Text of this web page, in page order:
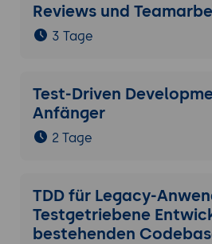
Reviews und
3 Tage
Test-Driven
Anfänger
2 Tage
TDD für Legacy-
Testgetriebene
bestehenden